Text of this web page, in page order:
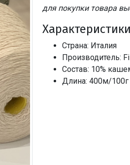
для покупки товара
Характеристики
Страна: Италия
Производитель:
Состав: 10%
Длина: 400м/100г